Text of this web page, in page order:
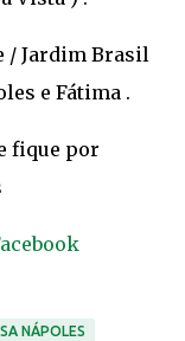
/ Jardim Brasil
e Fátima .
fique por
NÁPOLES